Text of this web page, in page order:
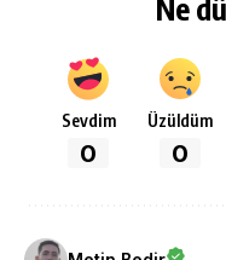
Ne
Sevdim
0
Üzüldüm
0